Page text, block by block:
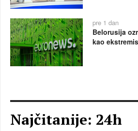
pre 1 dan
Belorusija
kao
Najčitanije: 24h